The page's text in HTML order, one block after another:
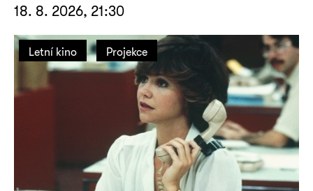
18. 8. 2026, 21:30
Letní kino Projekce